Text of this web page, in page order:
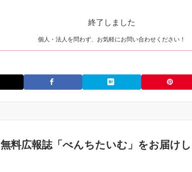
終了しました
個人・法人を問わず、お気軽にお問い合わせください！
無料広報誌「べんちたいむ」をお届けし